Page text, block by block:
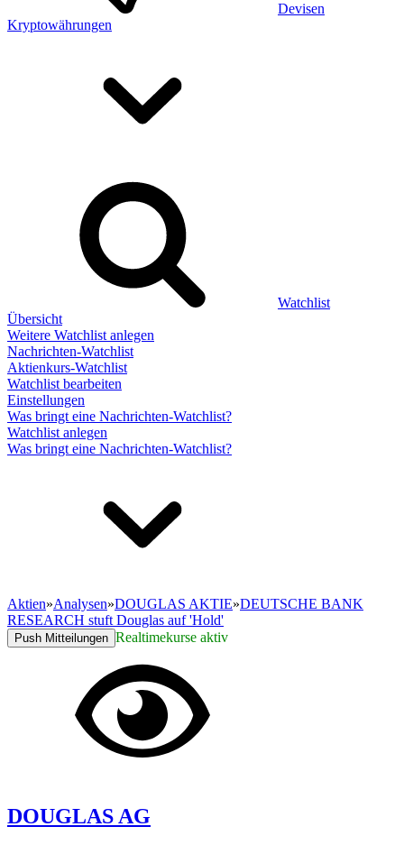
Devisen
Kryptowährungen
Watchlist
Übersicht
Weitere Watchlist anlegen
Nachrichten-Watchlist
Aktienkurs-Watchlist
Watchlist bearbeiten
Einstellungen
Was bringt eine Nachrichten-Watchlist?
Watchlist anlegen
Was bringt eine Nachrichten-Watchlist?
Aktien»Analysen»DOUGLAS AKTIE»DEUTSCHE BANK
RESEARCH stuft Douglas auf 'Hold'
Push Mitteilungen Realtimekurse aktiv
DOUGLAS AG